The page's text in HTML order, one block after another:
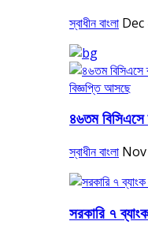
স্বাধীন বাংলা Dec
৪৬তম বিসিএসে
স্বাধীন বাংলা
সরকারি ৭